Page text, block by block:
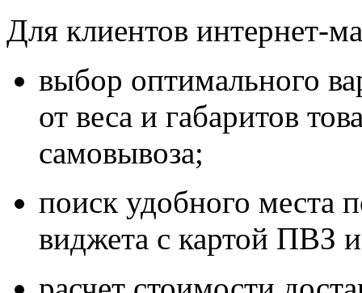
Для клиентов интернет-
выбор оптимального
от веса и габаритов
самовывоза;
поиск удобного места
виджета с картой ПВЗ